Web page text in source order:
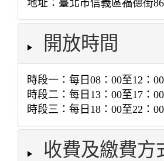
地址：臺北市信義區福德街
開放時間
時段一：每日08：00至12：00
時段二：每日13：00至17：00
時段三：每日18：00至22：00
收費及繳費方